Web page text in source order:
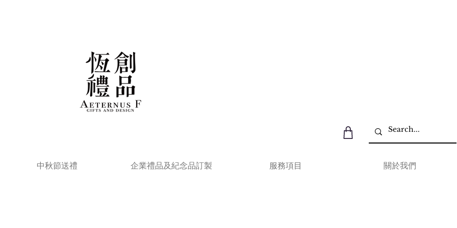
中秋節送禮 企業禮品及紀念品訂製 服務項目 關於我們